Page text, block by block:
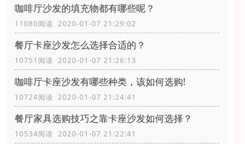
咖啡厅沙发的填充物都有哪些呢？
11080阅读 2020-01-07 21:29:02
餐厅卡座沙发怎么选择合适的？
10751阅读 2020-01-07 21:26:13
咖啡厅卡座沙发有哪些种类，该如何选购!
10724阅读 2020-01-07 21:24:41
餐厅家具选购技巧之靠卡座沙发如何选择？
10534阅读 2020-01-07 21:22:41